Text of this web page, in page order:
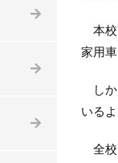
本校
家用
しか
いる
全校